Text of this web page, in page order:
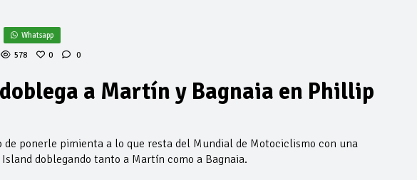
Whatsapp
578 0 0
a Martín y Bagnaia en Phillip
de ponerle pimienta a lo que resta del Mundial de Motociclismo con una
doblegando tanto a Martín como a Bagnaia.